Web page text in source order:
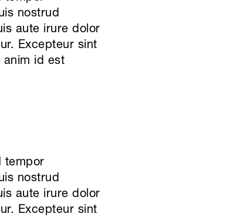
nostrud
aute irure dolor
Excepteur sint
id est
tempor
nostrud
aute irure dolor
Excepteur sint